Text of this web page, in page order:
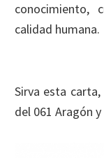
calidad humana.
Sirva esta
del 061 Aragón